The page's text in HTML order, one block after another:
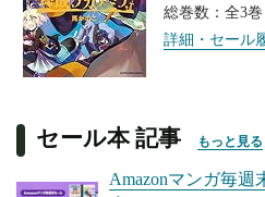
総巻数：全3巻
詳細・セール
セール本 記事 もっと見る
Amazonマンガ毎週